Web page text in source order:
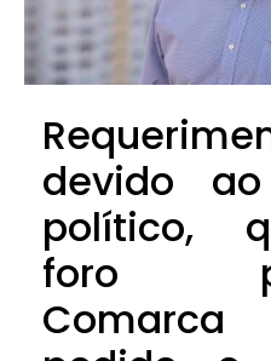
devido
político,
foro